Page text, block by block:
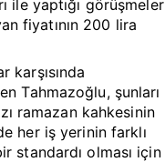
ile yaptığı görüşmeler
fiyatının 200 lira
karşısında
Tahmazoğlu, şunları
ramazan kahkesinin
her iş yerinin farklı
standardı olması için